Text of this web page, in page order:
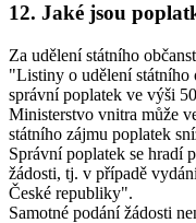
12. Jaké jsou
Za udělení státního
"Listiny o udělení státního
správní poplatek ve výši
Ministerstvo vnitra může
státního zájmu poplatek
Správní poplatek se hradí
žádosti, tj. v případě
České republiky".
Samotné podání žádosti